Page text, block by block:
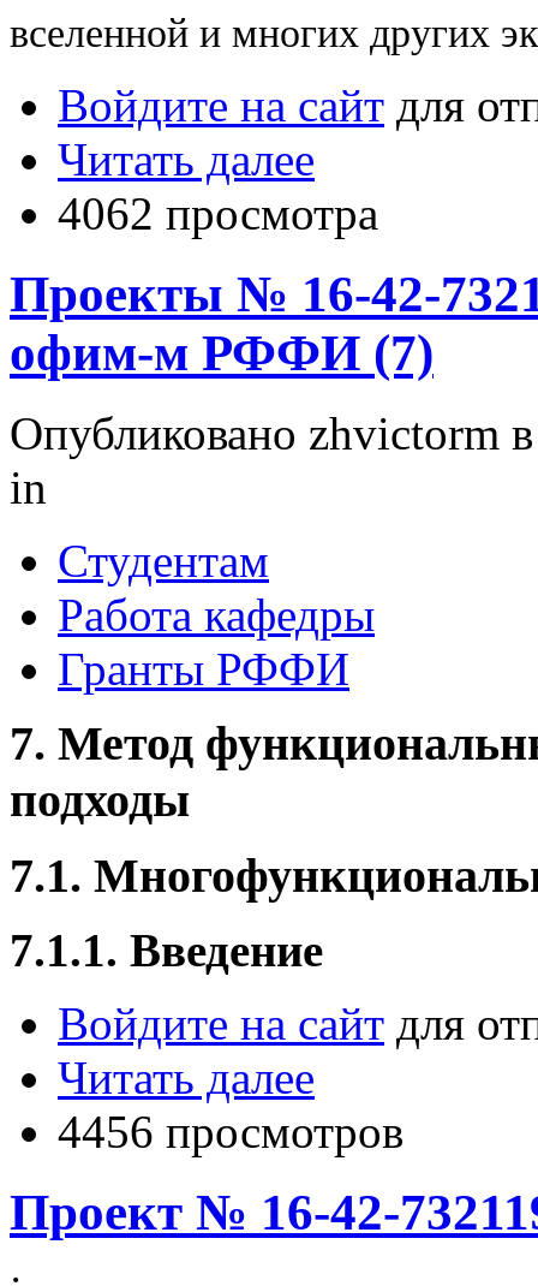
вселенной и многих других
Войдите на сайт для
Читать далее
4062 просмотра
Проекты № 16-42-
офим-м РФФИ (7)
Опубликовано zhvictorm
in
Студентам
Работа кафедры
Гранты РФФИ
7. Метод
подходы
7.1.
7.1.1. Введение
Войдите на сайт для
Читать далее
4456 просмотров
Проект № 16-42-